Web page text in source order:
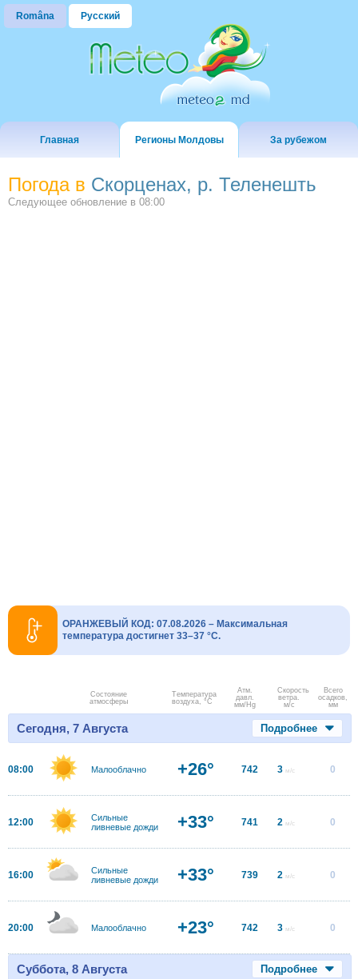
Româna Русский
Главная Регионы Молдовы За рубежом
Погода в Скорценах, р. Теленешть
Следующее обновление в 08:00
ОРАНЖЕВЫЙ КОД: 07.08.2026 – Максимальная
температура достигнет 33–37 °C.
Состояние
атмосферы
Температура
воздуха, °C
Атм.
давл.
мм/Hg
Скорость
ветра.
м/с
Всего
осадков,
мм
Сегодня, 7 Августа Подробнее
08:00 Малооблачно +26° 742 3 м/с 0
12:00
Сильные
ливневые дожди
+33° 741 2 м/с 0
16:00
Сильные
ливневые дожди
+33° 739 2 м/с 0
20:00 Малооблачно +23° 742 3 м/с 0
Суббота, 8 Августа Подробнее